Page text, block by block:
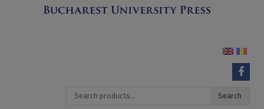
Search
Search